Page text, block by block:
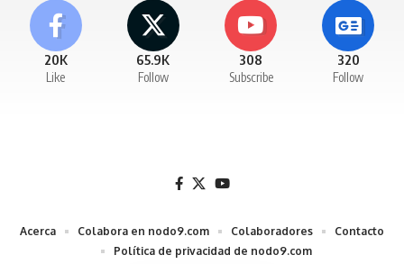
20K
Like
65.9K
Follow
308
Subscribe
320
Follow
Acerca Colabora en nodo9.com Colaboradores
Contacto
Política de privacidad de nodo9.com